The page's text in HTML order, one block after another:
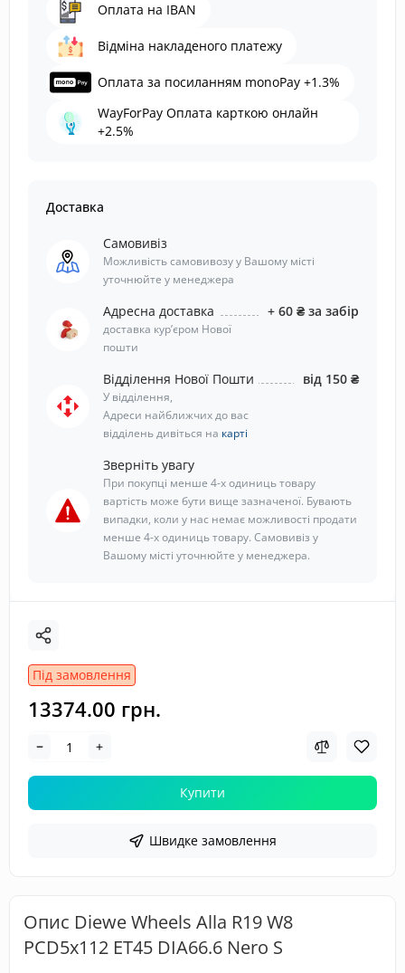
Оплата на IBAN
Відміна накладеного платежу
Оплата за посиланням monoPay +1.3%
WayForPay Оплата карткою онлайн
+2.5%
Доставка
Самовивіз
Можливість самовивозу у Вашому місті
уточнюйте у менеджера
Адресна доставка
доставка курʼєром Нової
пошти
+ 60 ₴ за забір
Відділення Нової Пошти
У відділення,
Адреси найближчих до вас
відділень дивіться на карті
від 150 ₴
Зверніть увагу
При покупці менше 4-х одиниць товару
вартість може бути вище зазначеної. Бувають
випадки, коли у нас немає можливості продати
менше 4-х одиниць товару. Самовивіз у
Вашому місті уточнюйте у менеджера.
Під замовлення
13374.00 грн.
Купити
Швидке замовлення
Опис Diewe Wheels Alla R19 W8
PCD5x112 ET45 DIA66.6 Nero S